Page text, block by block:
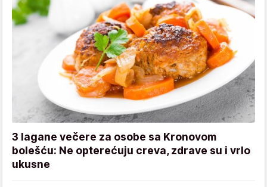
3 lagane večere za osobe sa Kronovom
bolešću: Ne opterećuju creva, zdrave su i vrlo
ukusne